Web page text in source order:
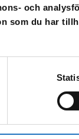
och
som du har